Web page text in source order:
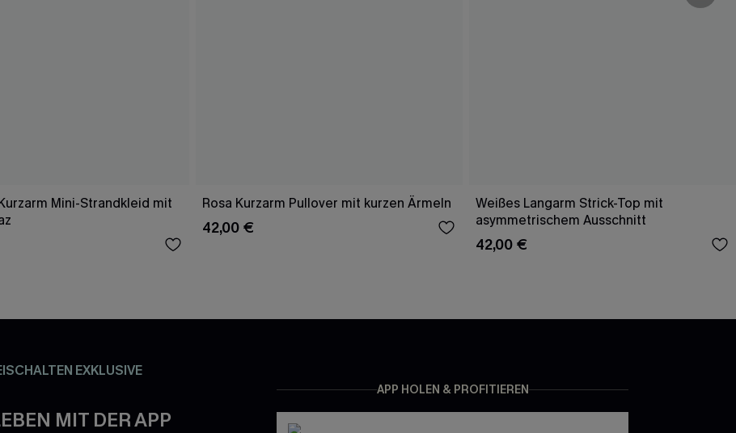
Mini-Strandkleid mit
Rosa Kurzarm Pullover mit kurzen Ärmeln
42,00 €
Weißes Langarm Strick-Top mit
asymmetrischem Ausschnitt
42,00 €
EXKLUSIVE
MIT DER APP
APP HOLEN & PROFITIEREN